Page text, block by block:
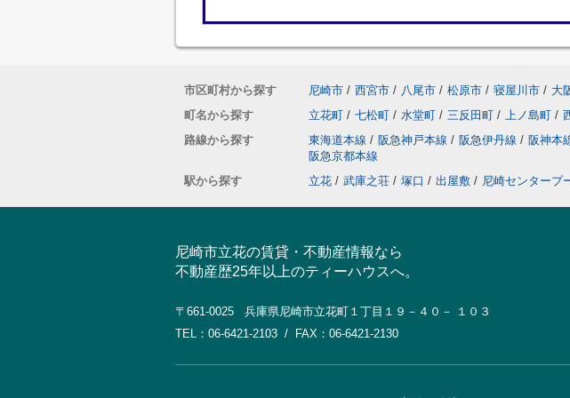
市区町村から探す 尼崎市 / 西宮市 / 八尾市 / 松原市 / 寝屋川市 / 大
町名から探す
立花町 / 七松町 / 水堂町 / 三反田町 / 上ノ島町 /
路線から探す
東海道本線 / 阪急神戸本線 / 阪急伊丹線 / 阪神本
阪急京都本線
駅から探す
立花 / 武庫之荘 / 塚口 / 出屋敷 / 尼崎センタープ
尼崎市立花の賃貸・不動産情報なら
不動産歴25年以上のティーハウスへ。
〒661-0025 兵庫県尼崎市立花町１丁目１９－４０－ １０３
TEL：06-6421-2103 / FAX：06-6421-2130